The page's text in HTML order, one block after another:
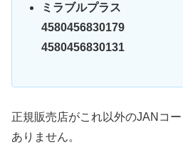
ミラブルプラス
4580456830179
4580456830131
正規販売店がこれ以外のJANコ
ありません。